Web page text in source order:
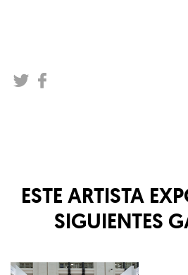
ESTE ARTISTA
SIGUIENTES